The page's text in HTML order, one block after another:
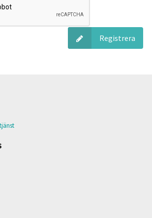
Registrera